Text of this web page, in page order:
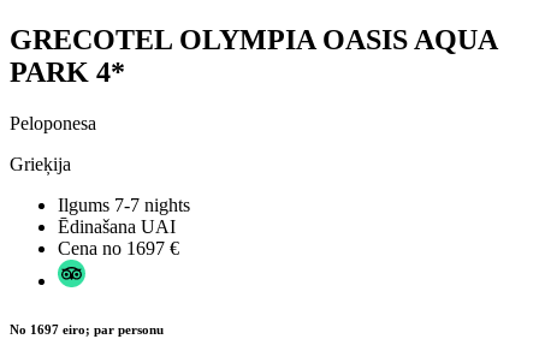
GRECOTEL OLYMPIA OASIS AQUA
PARK 4*
Peloponesa
Grieķija
Ilgums 7-7 nights
Ēdinašana UAI
Cena no 1697 €
No 1697 eiro; par personu